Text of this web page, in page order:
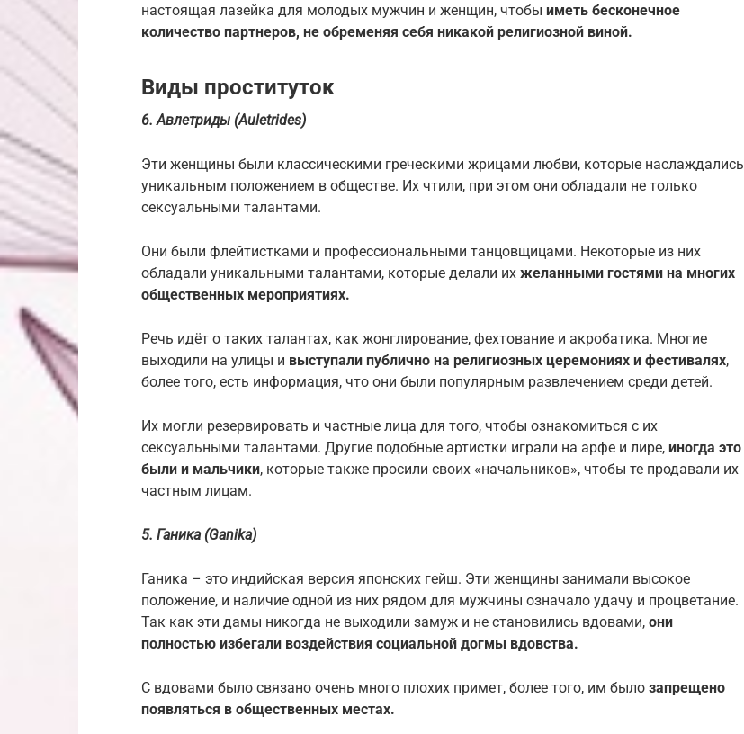
настоящая лазейка для молодых мужчин и женщин, чтобы иметь бесконечное
количество партнеров, не обременяя себя никакой религиозной виной.
Виды проституток
6. Авлетриды (Auletrides)
Эти женщины были классическими греческими жрицами любви, которые наслаждались
уникальным положением в обществе. Их чтили, при этом они обладали не только
сексуальными талантами.
Они были флейтистками и профессиональными танцовщицами. Некоторые из них
обладали уникальными талантами, которые делали их желанными гостями на многих
общественных мероприятиях.
Речь идёт о таких талантах, как жонглирование, фехтование и акробатика. Многие
выходили на улицы и выступали публично на религиозных церемониях и фестивалях,
более того, есть информация, что они были популярным развлечением среди детей.
Их могли резервировать и частные лица для того, чтобы ознакомиться с их
сексуальными талантами. Другие подобные артистки играли на арфе и лире, иногда это
были и мальчики, которые также просили своих «начальников», чтобы те продавали их
частным лицам.
5. Ганика (Ganika)
Ганика – это индийская версия японских гейш. Эти женщины занимали высокое
положение, и наличие одной из них рядом для мужчины означало удачу и процветание.
Так как эти дамы никогда не выходили замуж и не становились вдовами, они
полностью избегали воздействия социальной догмы вдовства.
С вдовами было связано очень много плохих примет, более того, им было запрещено
появляться в общественных местах.